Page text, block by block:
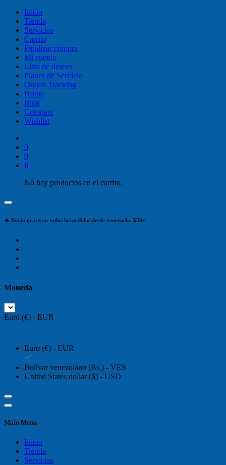
Inicio
Tienda
Servicios
Carrito
Finalizar compra
Mi cuenta
Lista de deseos
Planes de Servicio
Orders Tracking
Home
Blog
Compare
Wishlist
0
0
0
No hay productos en el carrito.
🔥 Envío gratis en todos los pedidos desde venezuela. $50+
Moneda
Euro (€) - EUR
Euro (€) - EUR
Bolívar venezolano (Bs.) - VES
United States dollar ($) - USD
Main Menu
Inicio
Tienda
Servicios